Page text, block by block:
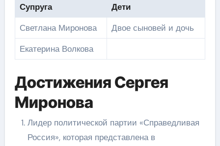
Супруга
Дети
Светлана Миронова
Двое сыновей и дочь
Екатерина Волкова
Достижения Сергея
Миронова
Лидер политической партии «Справедливая
Россия», которая представлена в